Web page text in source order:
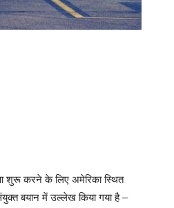
शुरू करने के लिए अमेरिका स्थित
बयान में उल्लेख किया गया है –